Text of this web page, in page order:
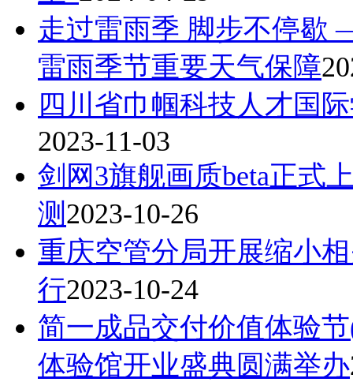
走过雷雨季 脚步不停
雷雨季节重要天气保障
四川省巾帼科技人才国
2023-11-03
剑网3旗舰画质beta正式
测 2023-10-26
重庆空管分局开展缩小
行2023-10-24
简一成品交付价值体验
体验馆开业盛典圆满举办